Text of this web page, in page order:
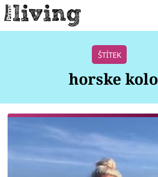
POKOJOVÉ KVĚTINY
ZAHRADA
Témata
Bydlení
ŠTÍTEK
horske kolo